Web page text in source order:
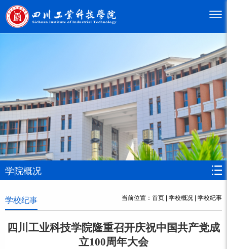
学院概况
学校纪事 当前位置： 首页 | 学校概况 | 学校纪事
四川工业科技学院隆重召开庆祝中国共产党成
立100周年大会